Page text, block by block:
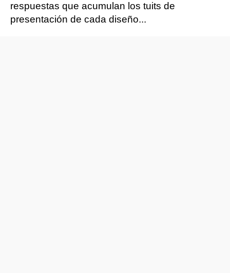
respuestas que acumulan los tuits de
presentación de cada diseño...